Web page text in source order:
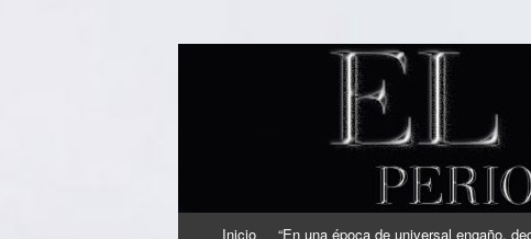
EL SINDICAL
Periodismo Inteligente
Inicio “En una época de universal engaño,